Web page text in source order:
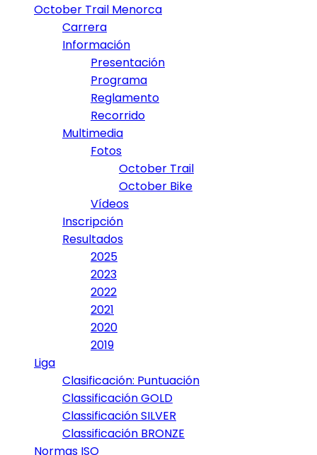
October Trail Menorca
Carrera
Información
Presentación
Programa
Reglamento
Recorrido
Multimedia
Fotos
October Trail
October Bike
Vídeos
Inscripción
Resultados
2025
2023
2022
2021
2020
2019
Liga
Clasificación: Puntuación
Classificación GOLD
Classificación SILVER
Classificación BRONZE
Normas ISO